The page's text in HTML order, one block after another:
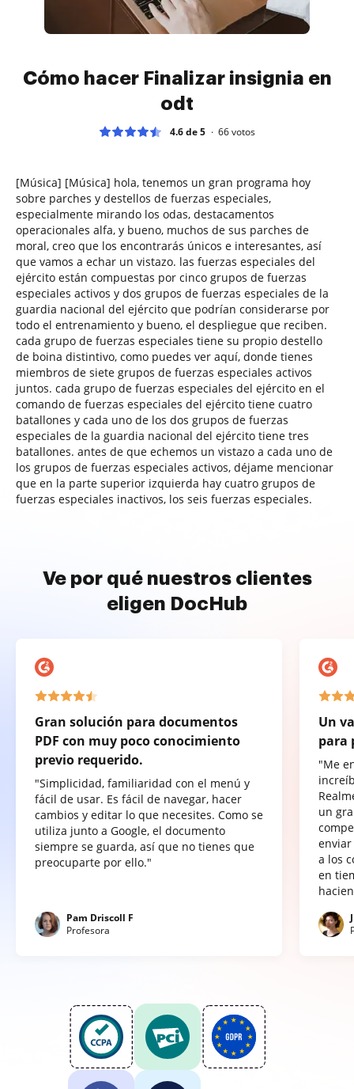
Cómo hacer Finalizar insignia en
odt
4.6 de 5 66votos
[Música] [Música] hola, tenemos un gran programa hoy
sobre parches y destellos de fuerzas especiales,
especialmente mirando los odas, destacamentos
operacionales alfa, y bueno, muchos de sus parches de
moral, creo que los encontrarás únicos e interesantes, así
que vamos a echar un vistazo. las fuerzas especiales del
ejército están compuestas por cinco grupos de fuerzas
especiales activos y dos grupos de fuerzas especiales de la
guardia nacional del ejército que podrían considerarse por
todo el entrenamiento y bueno, el despliegue que reciben.
cada grupo de fuerzas especiales tiene su propio destello
de boina distintivo, como puedes ver aquí, donde tienes
miembros de siete grupos de fuerzas especiales activos
juntos. cada grupo de fuerzas especiales del ejército en el
comando de fuerzas especiales del ejército tiene cuatro
batallones y cada uno de los dos grupos de fuerzas
especiales de la guardia nacional del ejército tiene tres
batallones. antes de que echemos un vistazo a cada uno de
los grupos de fuerzas especiales activos, déjame mencionar
que en la parte superior izquierda hay cuatro grupos de
fuerzas especiales inactivos, los seis fuerzas especiales.
Ve por qué nuestros clientes
eligen DocHub
Gran solución para documentos
PDF con muy poco conocimiento
previo requerido.
"Simplicidad, familiaridad con el menú y
fácil de usar. Es fácil de navegar, hacer
cambios y editar lo que necesites. Como se
utiliza junto a Google, el documento
siempre se guarda, así que no tienes que
preocuparte por ello."
Pam Driscoll F
Profesora
Un
para
"Me
un
a los
en